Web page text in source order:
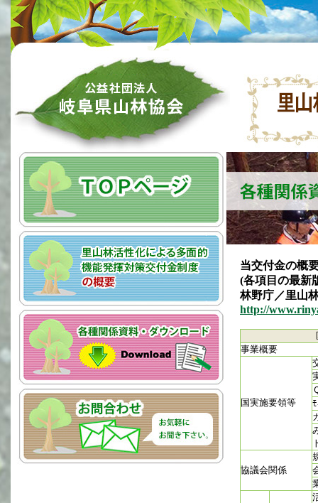
当交付金の概
(各項目の最新
林野庁／里山
http://
事業概要
国実施要領等
協議会関係